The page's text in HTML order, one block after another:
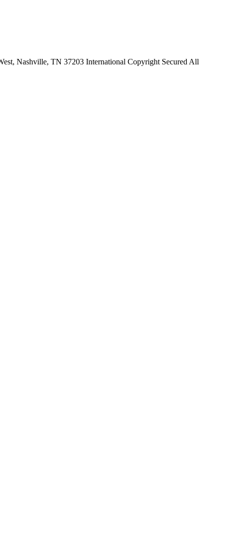
Nashville, TN 37203 International Copyright Secured All